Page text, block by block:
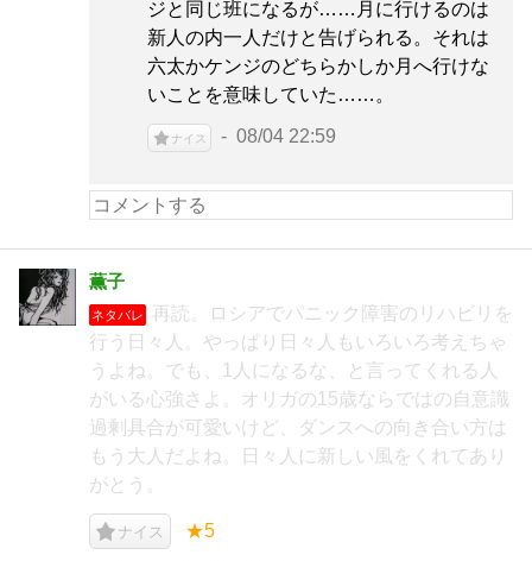
ジと同じ班になるが……月に行けるのは
新人の内一人だけと告げられる。それは
六太かケンジのどちらかしか月へ行けな
いことを意味していた……。
ナイス 08/04 22:59
薫子
ネタバレ
再読。ロシアでパニック障害のリハビリを
行う日々人。やっぱり日々人もいろいろ考えちゃ
うよね。でも、1人になるな、と言ってくれる人
がいる心強さよ。オリガの15歳ならではの自意識
過剰具合が可愛いけど、ダンスへの向き合い方は
もう大人だよね。日々人に新しい風をくれてあり
がとう。
ナイス ★5